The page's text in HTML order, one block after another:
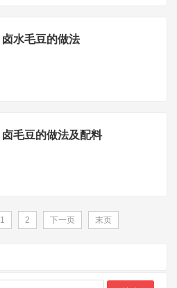
卤水毛豆的做法
卤毛豆的做法及配料
1 2 下一页 末页